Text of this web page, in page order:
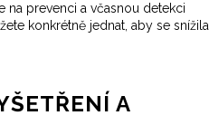
na prevenci a včasnou detekci
konkrétně jednat, aby se snížila
A